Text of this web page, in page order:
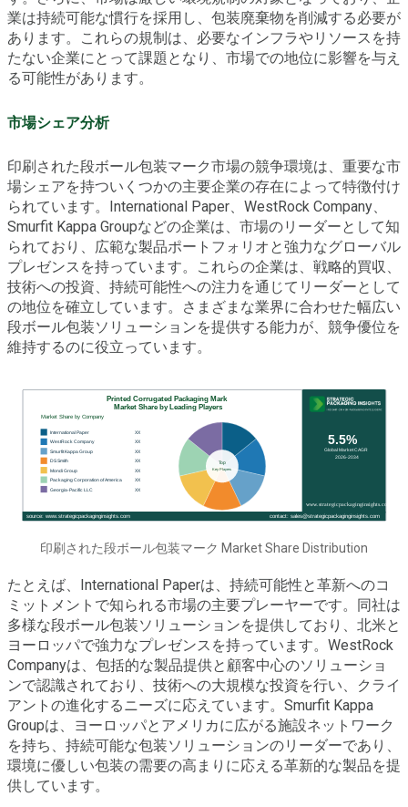
業は持続可能な慣行を採用し、包装廃棄物を削減する必要が
あります。これらの規制は、必要なインフラやリソースを持
たない企業にとって課題となり、市場での地位に影響を与え
る可能性があります。
市場シェア分析
印刷された段ボール包装マーク市場の競争環境は、重要な市
場シェアを持ついくつかの主要企業の存在によって特徴付け
られています。International Paper、WestRock Company、
Smurfit Kappa Groupなどの企業は、市場のリーダーとして知
られており、広範な製品ポートフォリオと強力なグローバル
プレゼンスを持っています。これらの企業は、戦略的買収、
技術への投資、持続可能性への注力を通じてリーダーとして
の地位を確立しています。さまざまな業界に合わせた幅広い
段ボール包装ソリューションを提供する能力が、競争優位を
維持するのに役立っています。
印刷された段ボール包装マーク Market Share Distribution
たとえば、International Paperは、持続可能性と革新へのコ
ミットメントで知られる市場の主要プレーヤーです。同社は
多様な段ボール包装ソリューションを提供しており、北米と
ヨーロッパで強力なプレゼンスを持っています。WestRock
Companyは、包括的な製品提供と顧客中心のソリューショ
ンで認識されており、技術への大規模な投資を行い、クライ
アントの進化するニーズに応えています。Smurfit Kappa
Groupは、ヨーロッパとアメリカに広がる施設ネットワーク
を持ち、持続可能な包装ソリューションのリーダーであり、
環境に優しい包装の需要の高まりに応える革新的な製品を提
供しています。